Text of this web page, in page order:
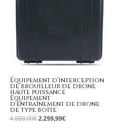
Équipement d’interception
de brouilleur de drone
haute puissance
Équipement
d’entraînement de drone
de type boîte
4.999,00€ 2.299,99€